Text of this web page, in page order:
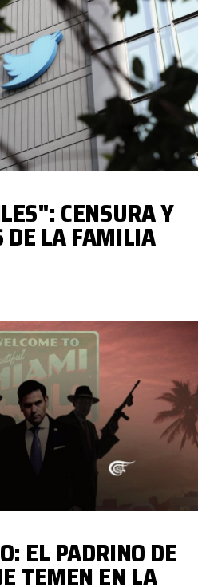
CENSURA Y
DE LA FAMILIA
EL PADRINO DE
TEMEN EN LA